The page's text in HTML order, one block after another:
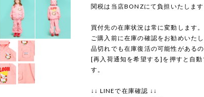
関税は当店BONZにて負担いたします
買付先の在庫状況は常に変動します。
ご購入前に在庫の確認をお勧めいたし
品切れでも在庫復活の可能性がある
[再入荷通知を希望する]を押すと自動
す。
↓↓ LINEで在庫確認 ↓↓